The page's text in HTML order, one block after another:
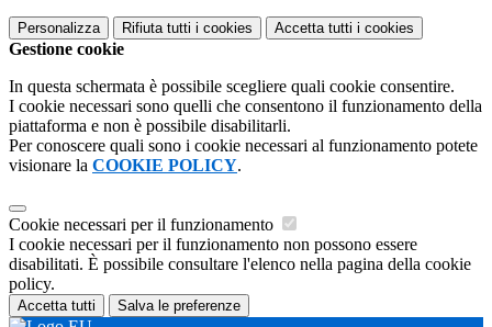
Personalizza Rifiuta tutti i cookies Accetta tutti i cookies
Gestione cookie
In questa schermata è possibile scegliere quali cookie consentire.
I cookie necessari sono quelli che consentono il funzionamento della
piattaforma e non è possibile disabilitarli.
Per conoscere quali sono i cookie necessari al funzionamento potete
visionare la COOKIE POLICY.
Cookie necessari per il funzionamento
I cookie necessari per il funzionamento non possono essere
disabilitati. È possibile consultare l'elenco nella pagina della cookie
policy.
Accetta tutti Salva le preferenze